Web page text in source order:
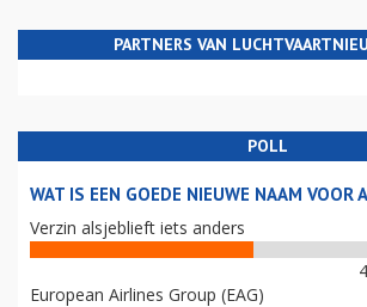
PARTNERS VAN
POLL
WAT IS EEN GOEDE NIEUWE NAAM VOOR
Verzin alsjeblieft iets anders
European Airlines Group (EAG)